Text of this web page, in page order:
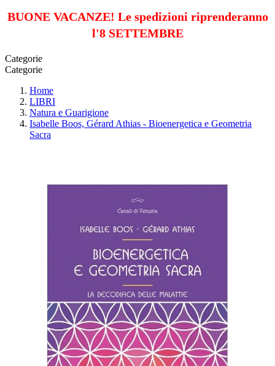
BUONE VACANZE! Le spedizioni riprenderanno
l'8 SETTEMBRE
Categorie
Categorie
Home
LIBRI
Natura e Guarigione
Isabelle Boos, Gérard Athias - Bioenergetica e Geometria
Sacra